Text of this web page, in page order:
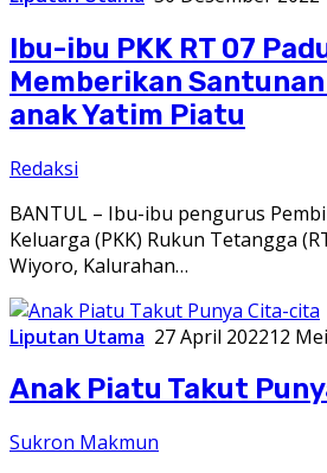
Ibu-ibu PKK RT 07
Memberikan
anak Yatim Piatu
Redaksi
BANTUL – Ibu-ibu pengurus
Keluarga (PKK) Rukun Tetangga
Wiyoro, Kalurahan…
Liputan Utama 27 April 202212
Anak Piatu Takut
Sukron Makmun